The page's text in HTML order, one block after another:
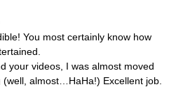
You most certainly know how
your videos, I was almost moved
(well, almost…HaHa!) Excellent job.